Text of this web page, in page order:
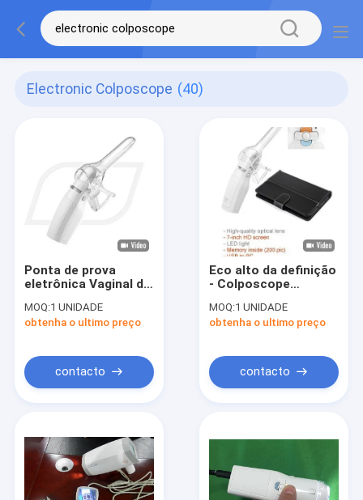
Electronic Colposcope (40)
Ponta de prova
eletrônica Vaginal de
sistema digital da
cor do AMIGO com as
MOQ:1 UNIDADE
obtenha o ultimo preço
contacto
Eco alto da definição
- Colposcope
instrumento do
Colposcope
MOQ:1 UNIDADE
obtenha o ultimo preço
contacto